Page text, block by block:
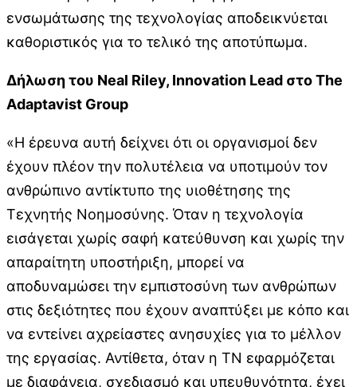
ενσωμάτωσης της τεχνολογίας αποδεικνύεται
καθοριστικός για το τελικό της αποτύπωμα.
Δήλωσητου Neal Riley, Innovation Lead στοThe
Adaptavist Group
«Η έρευνα αυτή δείχνει ότι οι οργανισμοί δεν
έχουν πλέον την πολυτέλεια να υποτιμούν τον
ανθρώπινο αντίκτυπο της υιοθέτησης της
Τεχνητής Νοημοσύνης. Όταν η τεχνολογία
εισάγεται χωρίς σαφή κατεύθυνση και χωρίς την
απαραίτητη υποστήριξη, μπορεί να
αποδυναμώσει την εμπιστοσύνη των ανθρώπων
στις δεξιότητες που έχουν αναπτύξει με κόπο και
να εντείνει αχρείαστες ανησυχίες για το μέλλον
της εργασίας. Αντίθετα, όταν η ΤΝ εφαρμόζεται
με διαφάνεια, σχεδιασμό και υπευθυνότητα, έχει